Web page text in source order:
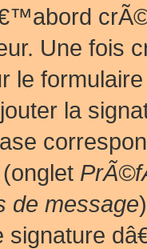
Une fois
le
la
de message
signature